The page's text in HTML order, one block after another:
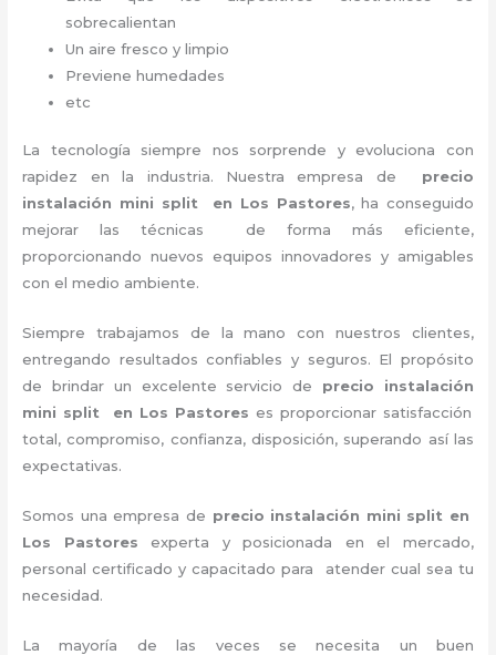
sobrecalientan
Un aire fresco y limpio
Previene humedades
etc
La tecnología siempre nos sorprende y evoluciona con
rapidez en la industria. Nuestra empresa de precio
instalación mini spliten Los Pastores, ha conseguido
mejorar las técnicas de forma más eficiente,
proporcionando nuevos equipos innovadores y amigables
con el medio ambiente.
Siempre trabajamos de la mano con nuestros clientes,
entregando resultados confiables y seguros. El propósito
de brindar un excelente servicio de precio instalación
mini split en Los Pastores es proporcionar satisfacción
total, compromiso, confianza, disposición, superando así las
expectativas.
Somos una empresa de precio instalación mini split en
Los Pastores experta y posicionada en el mercado,
personal certificado y capacitado para atender cual sea tu
necesidad.
La mayoría de las veces se necesita un buen